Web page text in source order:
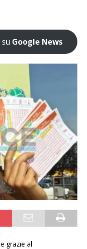
Google News
grazie al